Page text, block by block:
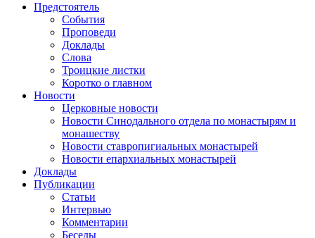
Предстоятель
События
Проповеди
Доклады
Слова
Троицкие листки
Коротко о главном
Новости
Церковные новости
Новости Синодального отдела по монастырям и
монашеству
Новости ставропигиальных монастырей
Новости епархиальных монастырей
Доклады
Публикации
Статьи
Интервью
Комментарии
Беседы